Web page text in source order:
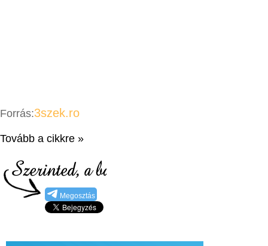
Forrás:3szek.ro
Tovább a cikkre »
Megosztás